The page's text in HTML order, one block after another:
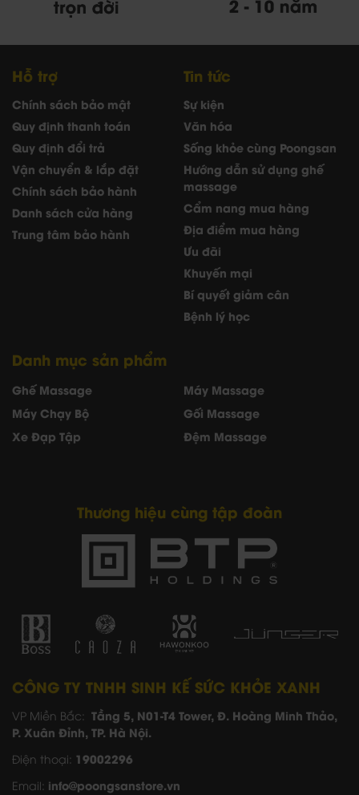
Hỗ trợ
Chính sách bảo mật
Quy định thanh toán
Quy định đổi trả
Vận chuyển & lắp đặt
Chính sách bảo hành
Danh sách cửa hàng
Trung tâm bảo hành
Tin tức
Sự kiện
Văn hóa
Sống khỏe cùng Poongsan
Hướng dẫn sử dụng ghế
massage
Cẩm nang mua hàng
Địa điểm mua hàng
Ưu đãi
Khuyến mại
Bí quyết giảm cân
Bệnh lý học
Danh mục sản phẩm
Ghế Massage
Máy Chạy Bộ
Xe Đạp Tập
Máy Massage
Gối Massage
Đệm Massage
Thương hiệu cùng tập đoàn
CÔNG TY TNHH SINH KẾ SỨC KHỎE XANH
VP Miền Bắc: Tầng 5, N01-T4 Tower, Đ. Hoàng Minh Thảo,
P. Xuân Đỉnh, TP. Hà Nội.
Điện thoại: 19002296
Email: info@poongsanstore.vn